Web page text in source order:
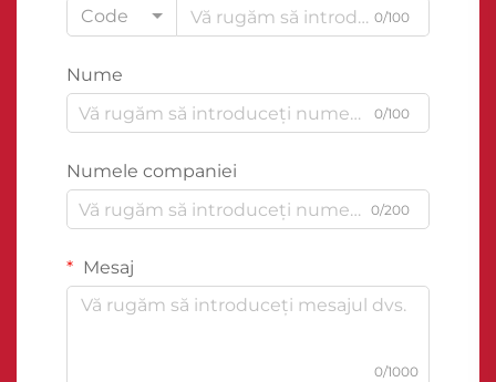
Code
0/100
Nume
0/100
Numele companiei
0/200
Mesaj
0/1000